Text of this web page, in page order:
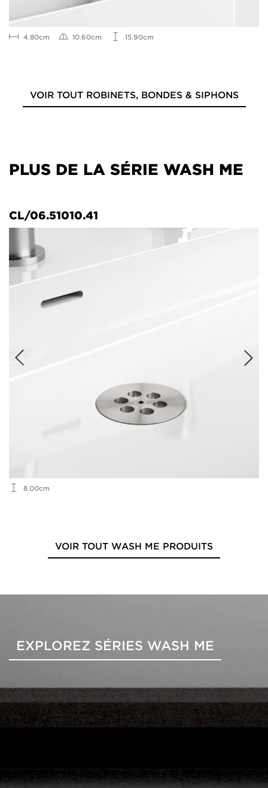
4.80cm 10.60cm 15.90cm
VOIR TOUT ROBINETS, BONDES & SIPHONS
PLUS DE LA SÉRIE WASH ME
CL/06.51010.41
8.00cm
VOIR TOUT WASH ME PRODUITS
EXPLOREZ SÉRIES WASH ME